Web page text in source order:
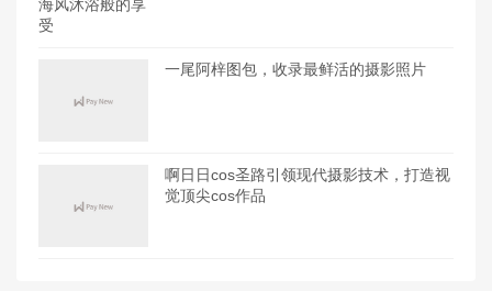
一尾阿梓图包，收录最鲜活的摄影照片
啊日日cos圣路引领现代摄影技术，打造视
觉顶尖cos作品